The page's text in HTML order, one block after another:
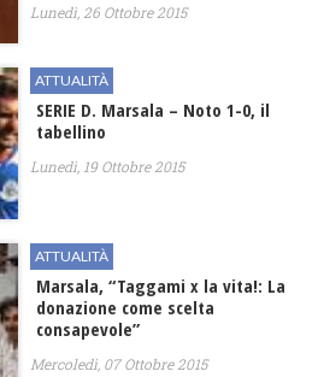
Lunedì, 26 Ottobre 2015
ATTUALITÀ
SERIE D. Marsala – Noto 1-0, il
tabellino
Lunedì, 19 Ottobre 2015
ATTUALITÀ
Marsala, “Taggami x la vita!: La
donazione come scelta
consapevole”
Mercoledì, 07 Ottobre 2015